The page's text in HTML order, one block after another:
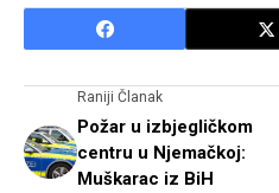
Raniji Članak
Požar u izbjegličkom
centru u Njemačkoj:
Muškarac iz BiH